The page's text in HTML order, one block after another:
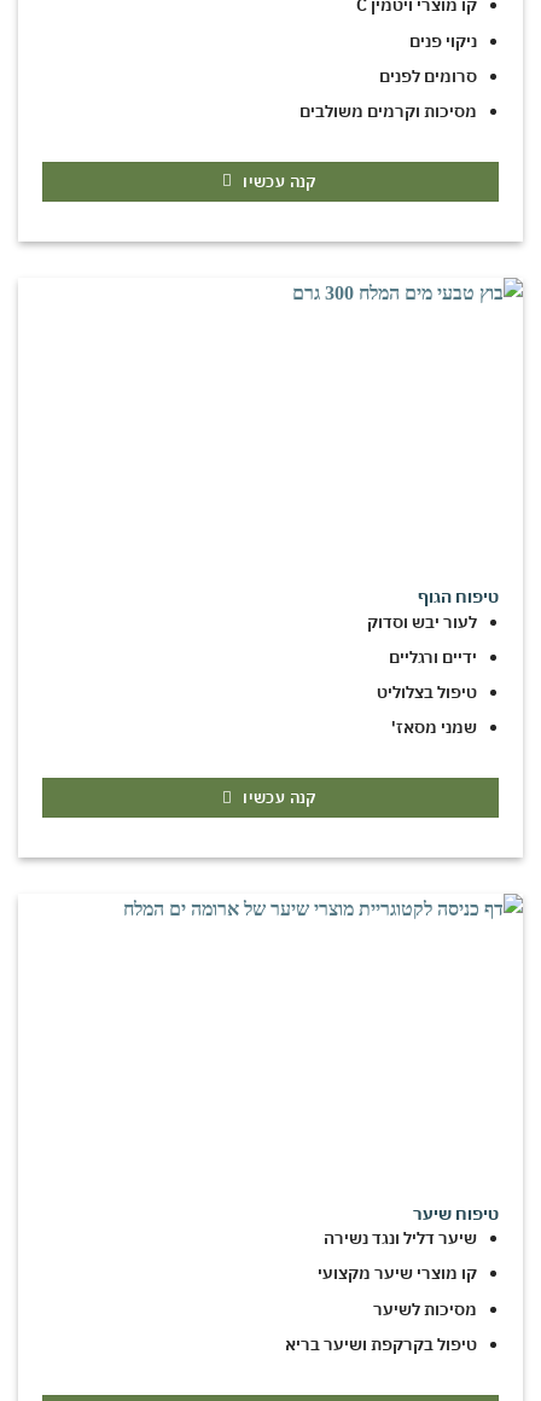
קו מוצרי ויטמין C
ניקוי פנים
סרומים לפנים
מסיכות וקרמים משולבים
קנה עכשיו
טיפוח הגוף
לעור יבש וסדוק
ידיים ורגליים
טיפול בצלוליט
שמני מסאז'
קנה עכשיו
טיפוח שיער
שיער דליל ונגד נשירה
קו מוצרי שיער מקצועי
מסיכות לשיער
טיפול בקרקפת ושיער בריא